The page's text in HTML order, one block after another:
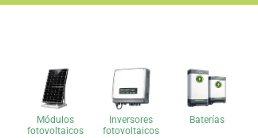
Módulos
fotovoltaicos
Inversores
fotovoltaicos
Baterías